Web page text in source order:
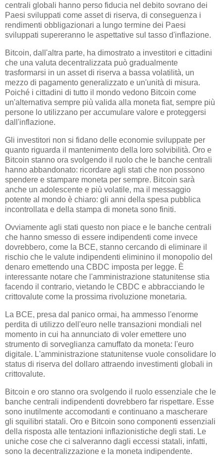
centrali globali hanno perso fiducia nel debito sovrano dei
Paesi sviluppati come asset di riserva, di conseguenza i
rendimenti obbligazionari a lungo termine dei Paesi
sviluppati supereranno le aspettative sul tasso d'inflazione.
Bitcoin, dall'altra parte, ha dimostrato a investitori e cittadini
che una valuta decentralizzata può gradualmente
trasformarsi in un asset di riserva a bassa volatilità, un
mezzo di pagamento generalizzato e un'unità di misura.
Poiché i cittadini di tutto il mondo vedono Bitcoin come
un'alternativa sempre più valida alla moneta fiat, sempre più
persone lo utilizzano per accumulare valore e proteggersi
dall'inflazione.
Gli investitori non si fidano delle economie sviluppate per
quanto riguarda il mantenimento della loro solvibilità. Oro e
Bitcoin stanno ora svolgendo il ruolo che le banche centrali
hanno abbandonato: ricordare agli stati che non possono
spendere e stampare moneta per sempre. Bitcoin sarà
anche un adolescente e più volatile, ma il messaggio
potente al mondo è chiaro: gli anni della spesa pubblica
incontrollata e della stampa di moneta sono finiti.
Ovviamente agli stati questo non piace e le banche centrali
che hanno smesso di essere indipendenti come invece
dovrebbero, come la BCE, stanno cercando di eliminare il
rischio che le valute indipendenti eliminino il monopolio del
denaro emettendo una CBDC imposta per legge. È
interessante notare che l'amministrazione statunitense stia
facendo il contrario, vietando le CBDC e abbracciando le
crittovalute come la prossima rivoluzione monetaria.
La BCE, presa dal panico ormai, ha ammesso l'enorme
perdita di utilizzo dell'euro nelle transazioni mondiali nel
momento in cui ha annunciato di voler emettere uno
strumento di sorveglianza camuffato da moneta: l'euro
digitale. L'amministrazione statunitense vuole consolidare lo
status di riserva del dollaro attraendo investimenti globali in
crittovalute.
Bitcoin e oro stanno ora svolgendo il ruolo essenziale che le
banche centrali indipendenti dovrebbero far rispettare. Esse
sono inutilmente accomodanti e continuano a mascherare
gli squilibri statali. Oro e Bitcoin sono componenti essenziali
della risposta alle tentazioni inflazionistiche degli stati. Le
uniche cose che ci salveranno dagli eccessi statali, infatti,
sono la decentralizzazione e la moneta indipendente.